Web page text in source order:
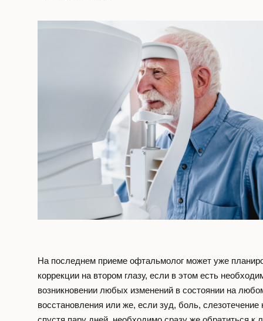
На последнем приеме офтальмолог может уже
коррекции на втором глазу, если в этом есть
возникновении любых изменений в состоянии на
восстановления или же, если зуд, боль,